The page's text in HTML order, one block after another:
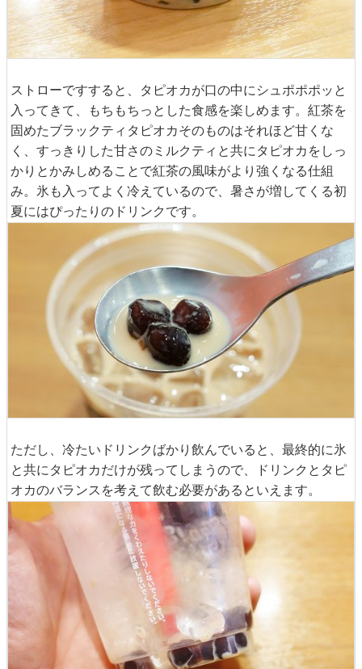
ストローですすると、タピオカが口の中にシュポポポッと
入ってきて、もちもちっとした食感を楽しめます。紅茶を
固めたブラックティタピオカそのものはそれほど甘くな
く、すっきりした甘さのミルクティと共にタピオカをしっ
かりとかみしめることで紅茶の風味がより強くなる仕組
み。氷も入ってよく冷えているので、暑さが増してくる初
夏にはぴったりのドリンクです。
ただし、冷たいドリンクばかり飲んでいると、最終的に氷
と共にタピオカだけが残ってしまうので、ドリンクとタピ
オカのバランスを考えて飲む必要があるといえます。